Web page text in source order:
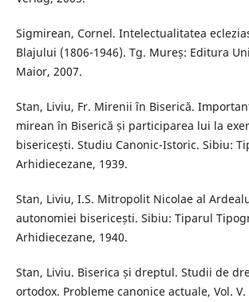
Sigmirean, Cornel. Intelectualitatea
Blajului (1806-1946). Tg. Mureș: Editura
Maior, 2007.
Stan, Liviu, Fr. Mirenii în Biserică.
mirean în Biserică și participarea lui la
bisericești. Studiu Canonic-Istoric. Sibiu:
Arhidiecezane, 1939.
Stan, Liviu, I.S. Mitropolit Nicolae al
autonomiei bisericești. Sibiu: Tiparul
Arhidiecezane, 1940.
Stan, Liviu. Biserica și dreptul. Studii de
ortodox. Probleme canonice actuale, Vol.